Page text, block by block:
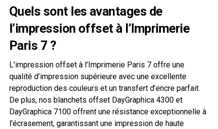
Quels sont les avantages de
l’impression offset à l’Imprimerie
Paris 7 ?
L’impression offset à l’Imprimerie Paris 7 offre une
qualité d’impression supérieure avec une excellente
reproduction des couleurs et un transfert d’encre parfait.
De plus, nos blanchets offset DayGraphica 4300 et
DayGraphica 7100 offrent une résistance exceptionnelle à
l’écrasement, garantissant une impression de haute